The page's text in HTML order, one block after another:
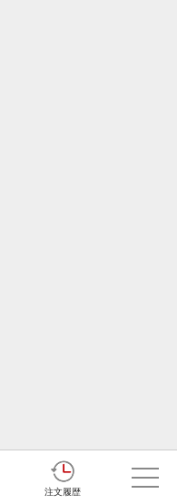
注文履歴